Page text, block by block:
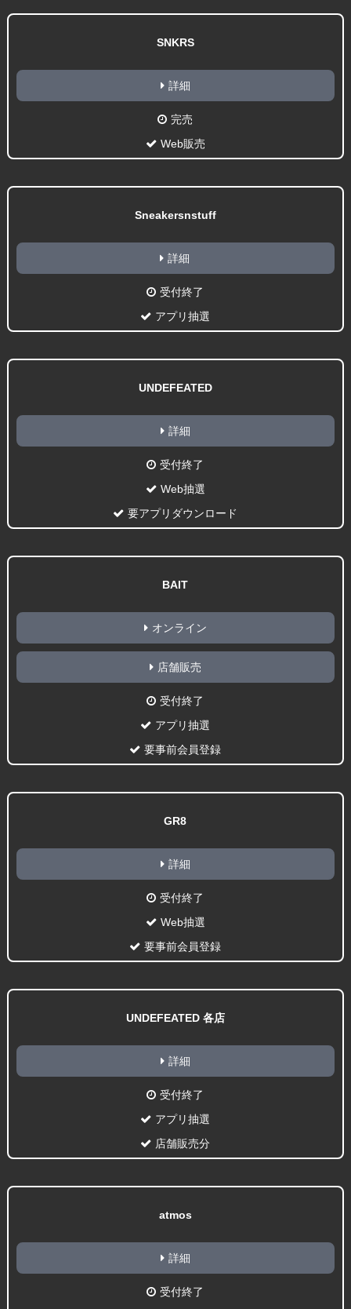
SNKRS
詳細
完売
Web販売
Sneakersnstuff
詳細
受付終了
アプリ抽選
UNDEFEATED
詳細
受付終了
Web抽選
要アプリダウンロード
BAIT
オンライン
店舗販売
受付終了
アプリ抽選
要事前会員登録
GR8
詳細
受付終了
Web抽選
要事前会員登録
UNDEFEATED 各店
詳細
受付終了
アプリ抽選
店舗販売分
atmos
詳細
受付終了